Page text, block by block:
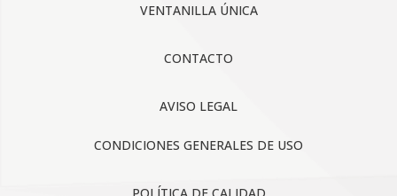
VENTANILLA ÚNICA
CONTACTO
AVISO LEGAL
CONDICIONES GENERALES DE USO